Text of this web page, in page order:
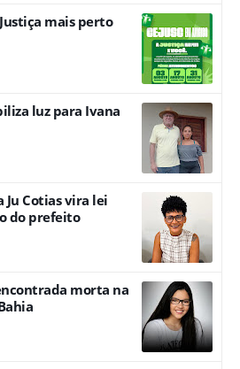
Justiça mais perto
luz para Ivana
Ju Cotias vira lei
do prefeito
morta na